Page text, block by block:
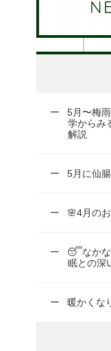
5月〜梅
学からみ
解説
5月に仙
🌸4月の
😴なかな
眠との深
暖かくな